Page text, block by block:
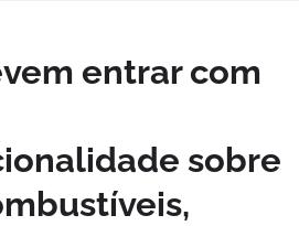
entrar com
sobre